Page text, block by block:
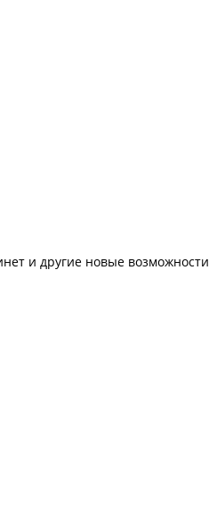
и другие новые возможности